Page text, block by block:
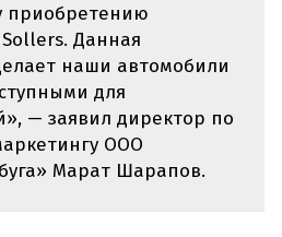
приобретению
Данная
наши автомобили
для
— заявил директор по
ООО
Марат Шарапов.